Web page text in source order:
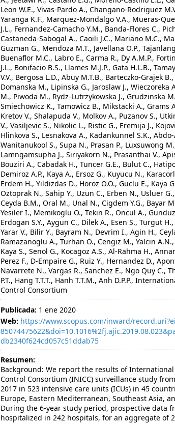
Publicada: 1 ene 2020
Web: https://www.scopus.com/inward/
db2340f624cd057c51ddab75
Resumen:
Background: We report the results of
Control Consortium (INICC) surveillance study
2017 in 523 intensive care units (ICUs) in 45
Europe, Eastern Mediterranean, Southeast Asia,
During the 6-year study period, prospective data
hospitalized in 242 hospitals, for an aggregate of